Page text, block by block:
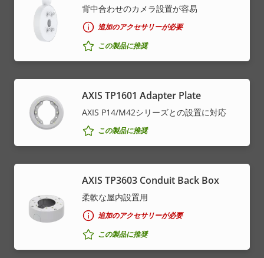
背中合わせのカメラ設置が容易
追加のアクセサリーが必要
この製品に推奨
AXIS TP1601 Adapter Plate
AXIS P14/M42シリーズとの設置に対応
この製品に推奨
AXIS TP3603 Conduit Back Box
柔軟な屋内設置用
追加のアクセサリーが必要
この製品に推奨